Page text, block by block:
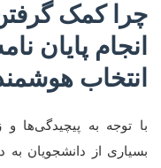
چرا کمک
انجام پایان
انتخاب
با توجه به پیچیدگی‌ها و
بسیاری از دانشجویان